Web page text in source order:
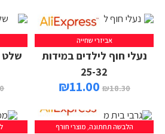
אביזרי שחייה
נעלי חוף לילדים במידות
25-32
₪18.30
₪11.00
שלט
הלבשה תחתונה, מוצרי חורף